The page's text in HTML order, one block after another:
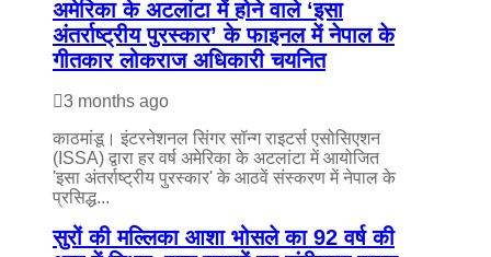
अमेरिका के अटलांटा में होने वाले ‘इसा
अंतर्राष्ट्रीय पुरस्कार’ के फाइनल में नेपाल के
गीतकार लोकराज अधिकारी चयनित
3 months ago
काठमांडू। इंटरनेशनल सिंगर सॉन्ग राइटर्स एसोसिएशन
(ISSA) द्वारा हर वर्ष अमेरिका के अटलांटा में आयोजित
'इसा अंतर्राष्ट्रीय पुरस्कार' के आठवें संस्करण में नेपाल के
प्रसिद्ध...
सुरों की मल्लिका आशा भोसले का 92 वर्ष की